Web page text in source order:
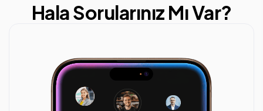
Hala Sorularınız Mı Var?